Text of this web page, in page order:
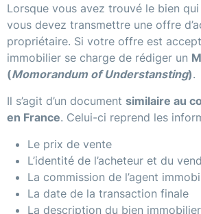
Lorsque vous avez trouvé le bien
vous devez transmettre une offre
propriétaire. Si votre offre est
immobilier se charge de rédiger un
(Momorandum of Understansting).
Il s’agit d’un document similaire au
en France. Celui-ci reprend les
Le prix de vente
L’identité de l’acheteur et du
La commission de l’agent
La date de la transaction finale
La description du bien